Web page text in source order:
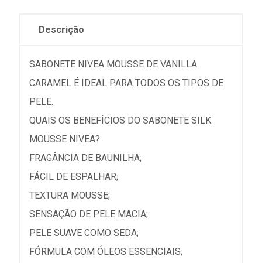
Descrição
SABONETE NIVEA MOUSSE DE VANILLA
CARAMEL É IDEAL PARA TODOS OS TIPOS DE
PELE.
QUAIS OS BENEFÍCIOS DO SABONETE SILK
MOUSSE NIVEA?
FRAGÂNCIA DE BAUNILHA;
FÁCIL DE ESPALHAR;
TEXTURA MOUSSE;
SENSAÇÃO DE PELE MACIA;
PELE SUAVE COMO SEDA;
FÓRMULA COM ÓLEOS ESSENCIAIS;